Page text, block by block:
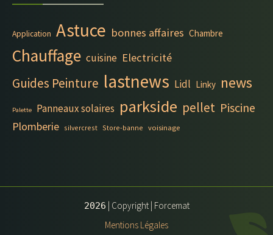
Application Astuce bonnes affaires Chambre
Chauffage cuisine Electricité
Guides Peinture lastnews Lidl Linky news
Palette Panneaux solaires parkside pellet Piscine
Plomberie silvercrest Store-banne voisinage
2026 | Copyright | Forcemat
Mentions Légales